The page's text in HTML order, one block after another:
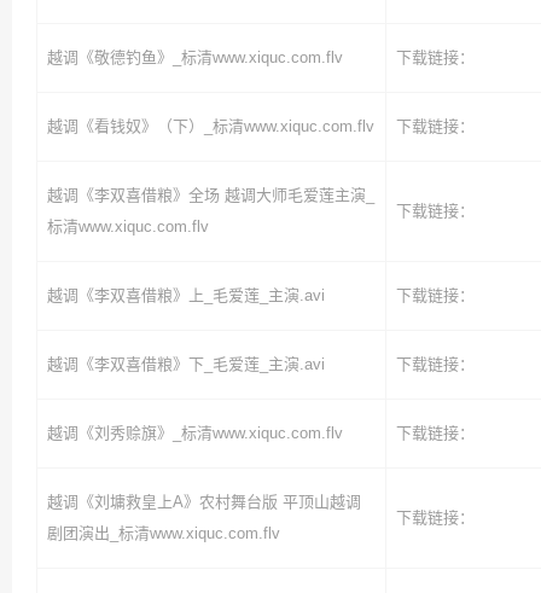
越调《敬德钓鱼》_标清www.xiquc.com.flv 下载链接：
越调《看钱奴》（下）_标清www.xiquc.com.flv 下载链接：
越调《李双喜借粮》全场 越调大师毛爱莲主演_
标清www.xiquc.com.flv
下载链接：
越调《李双喜借粮》上_毛爱莲_主演.avi 下载链接：
越调《李双喜借粮》下_毛爱莲_主演.avi 下载链接：
越调《刘秀赊旗》_标清www.xiquc.com.flv 下载链接：
越调《刘墉救皇上A》农村舞台版 平顶山越调
剧团演出_标清www.xiquc.com.flv
下载链接：